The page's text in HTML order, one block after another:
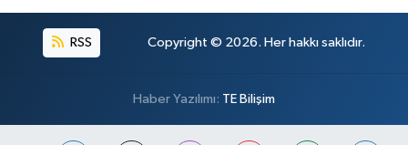
RSS Copyright © 2026. Her hakkı saklıdır.
Haber Yazılımı: TE Bilişim